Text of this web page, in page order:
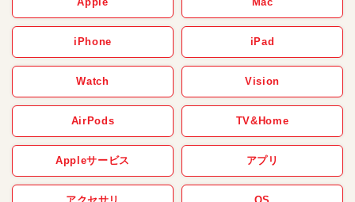
iPhone iPad
Watch Vision
AirPods TV&Home
Appleサービス アプリ